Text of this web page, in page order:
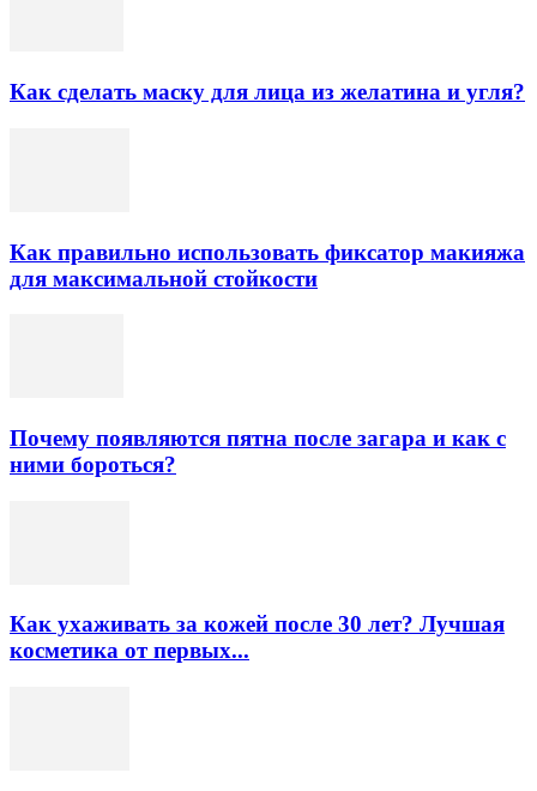
Как сделать маску для лица из желатина и угля?
Как правильно использовать фиксатор макияжа
для максимальной стойкости
Почему появляются пятна после загара и как с
ними бороться?
Как ухаживать за кожей после 30 лет? Лучшая
косметика от первых...